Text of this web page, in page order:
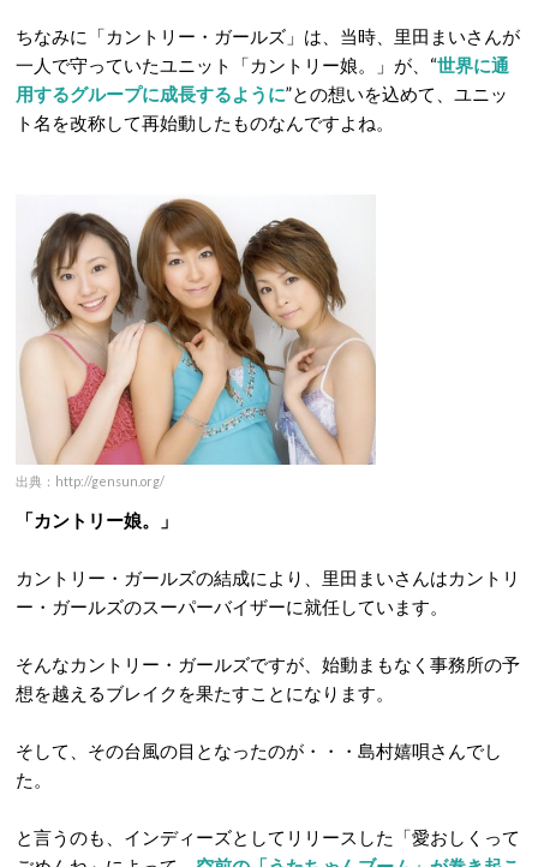
ちなみに「カントリー・ガールズ」は、当時、里田まいさんが
一人で守っていたユニット「カントリー娘。」が、“世界に通
用するグループに成長するように”との想いを込めて、ユニッ
ト名を改称して再始動したものなんですよね。
出典：http://gensun.org/
「カントリー娘。」
カントリー・ガールズの結成により、里田まいさんはカントリ
ー・ガールズのスーパーバイザーに就任しています。
そんなカントリー・ガールズですが、始動まもなく事務所の予
想を越えるブレイクを果たすことになります。
そして、その台風の目となったのが・・・島村嬉唄さんでし
た。
と言うのも、インディーズとしてリリースした「愛おしくって